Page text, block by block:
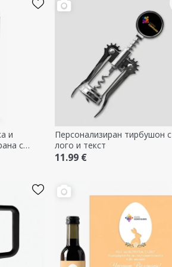
и
с
Персонализиран тирбушон с
лого и текст
11.99 €